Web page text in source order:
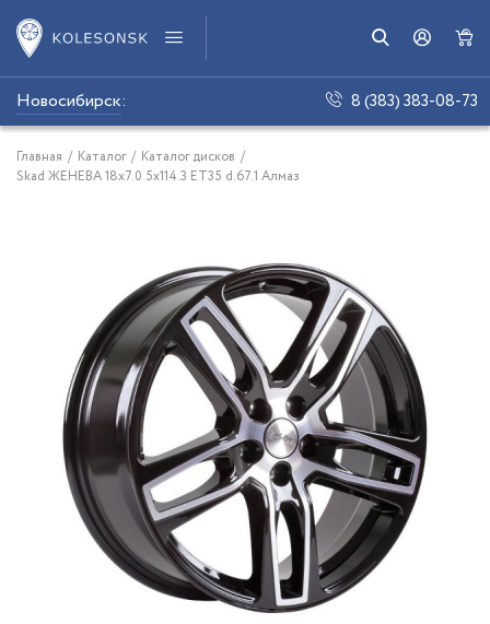
Новосибирск: 8 (383) 383-08-73
Главная / Каталог / Каталог дисков /
Skad ЖЕНЕВА 18x7.0 5x114.3 ET35 d.67.1 Алмаз